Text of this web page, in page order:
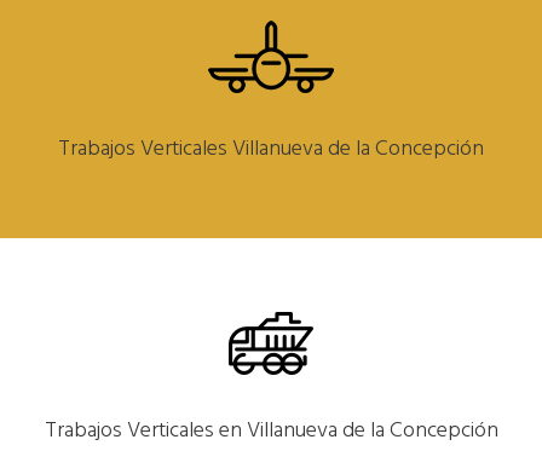
Trabajos Verticales Villanueva de la Concepción
Trabajos Verticales en Villanueva de la Concepción